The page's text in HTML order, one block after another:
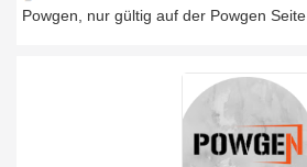
Powgen, nur gültig auf der Powgen Seite